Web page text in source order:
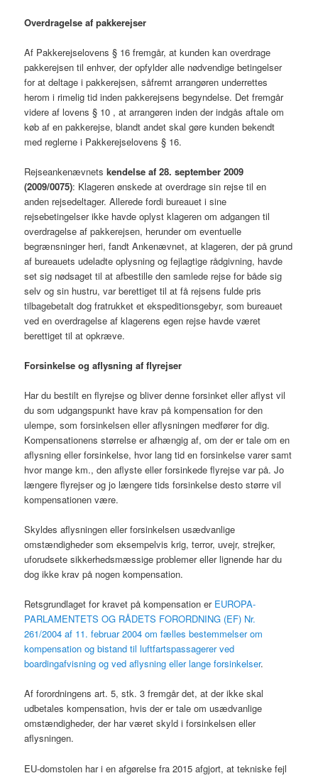
Overdragelse af pakkerejser
Af Pakkerejselovens § 16 fremgår, at kunden kan overdrage
pakkerejsen til enhver, der opfylder alle nødvendige betingelser
for at deltage i pakkerejsen, såfremt arrangøren underrettes
herom i rimelig tid inden pakkerejsens begyndelse. Det fremgår
videre af lovens § 10 , at arrangøren inden der indgås aftale om
køb af en pakkerejse, blandt andet skal gøre kunden bekendt
med reglerne i Pakkerejselovens § 16.
Rejseankenævnetskendelse af 28. september 2009
(2009/0075): Klageren ønskede at overdrage sin rejse til en
anden rejsedeltager. Allerede fordi bureauet i sine
rejsebetingelser ikke havde oplyst klageren om adgangen til
overdragelse af pakkerejsen, herunder om eventuelle
begrænsninger heri, fandt Ankenævnet, at klageren, der på grund
af bureauets udeladte oplysning og fejlagtige rådgivning, havde
set sig nødsaget til at afbestille den samlede rejse for både sig
selv og sin hustru, var berettiget til at få rejsens fulde pris
tilbagebetalt dog fratrukket et ekspeditionsgebyr, som bureauet
ved en overdragelse af klagerens egen rejse havde været
berettiget til at opkræve.
Forsinkelse og aflysning af flyrejser
Har du bestilt en flyrejse og bliver denne forsinket eller aflyst vil
du som udgangspunkt have krav på kompensation for den
ulempe, som forsinkelsen eller aflysningen medfører for dig.
Kompensationens størrelse er afhængig af, om der er tale om en
aflysning eller forsinkelse, hvor lang tid en forsinkelse varer samt
hvor mange km., den aflyste eller forsinkede flyrejse var på. Jo
længere flyrejser og jo længere tids forsinkelse desto større vil
kompensationen være.
Skyldes aflysningen eller forsinkelsen usædvanlige
omstændigheder som eksempelvis krig, terror, uvejr, strejker,
uforudsete sikkerhedsmæssige problemer eller lignende har du
dog ikke krav på nogen kompensation.
Retsgrundlaget for kravet på kompensation er EUROPA-
PARLAMENTETS OG RÅDETS FORORDNING (EF) Nr.
261/2004 af 11. februar 2004 om fælles bestemmelser om
kompensation og bistand til luftfartspassagerer ved
boardingafvisning og ved aflysning eller lange forsinkelser.
Af forordningens art. 5, stk. 3 fremgår det, at der ikke skal
udbetales kompensation, hvis der er tale om usædvanlige
omstændigheder, der har været skyld i forsinkelsen eller
aflysningen.
EU-domstolen har i en afgørelse fra 2015 afgjort, at tekniske fejl